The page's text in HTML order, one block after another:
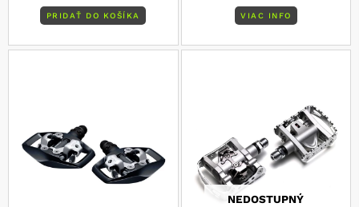
PRIDAŤ DO KOŠÍKA VIAC INFO
NEDOSTUPNÝ